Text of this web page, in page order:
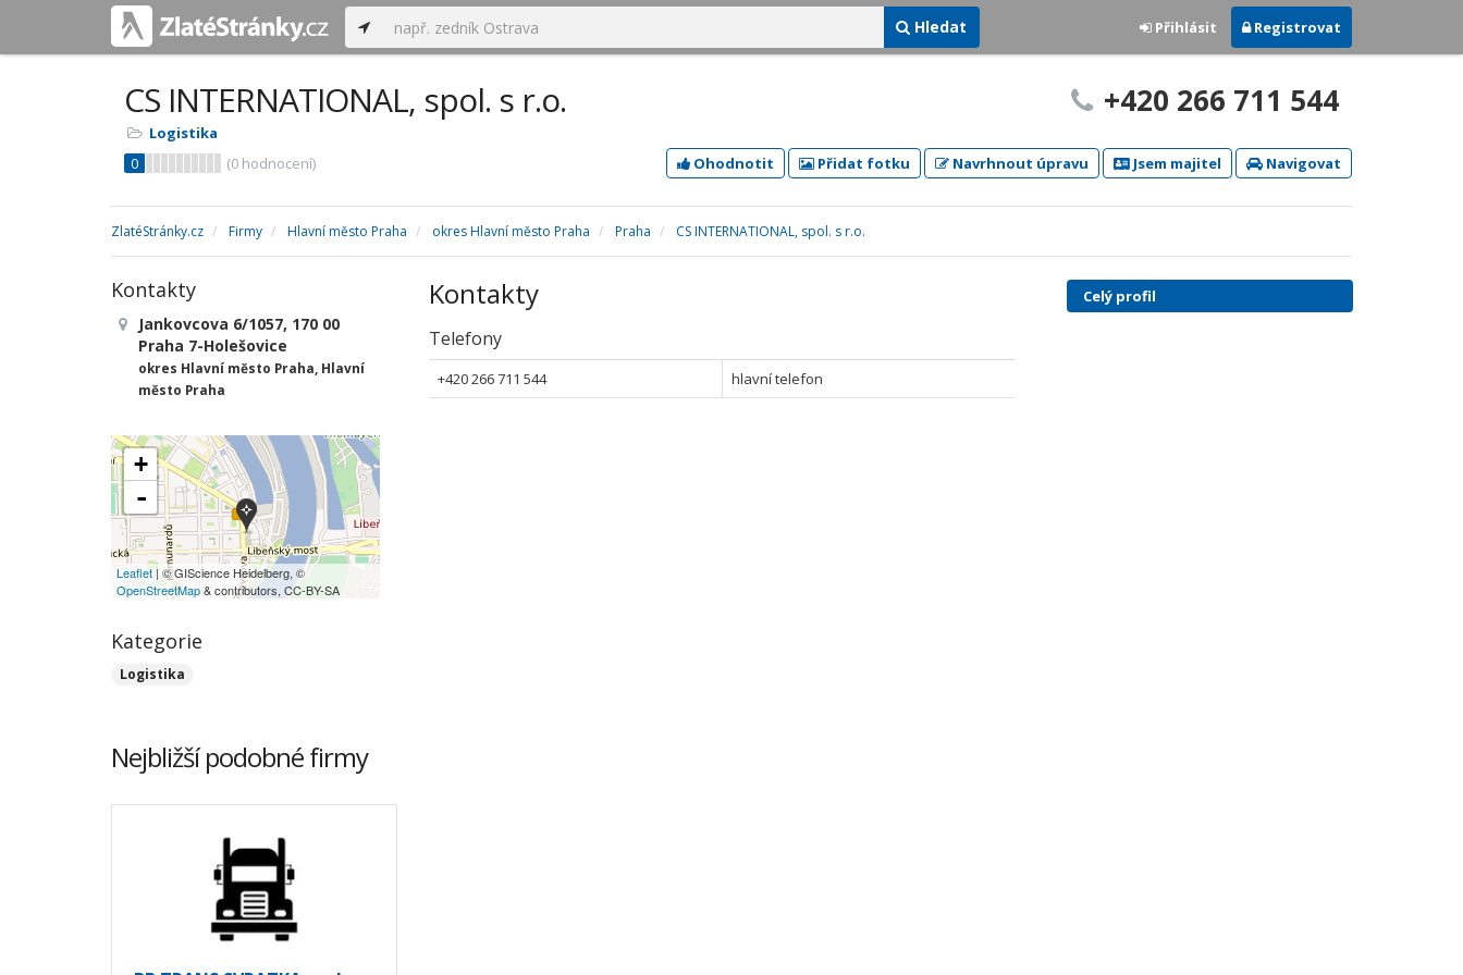
Hledat Přihlásit Registrovat
CS INTERNATIONAL, spol. s r.o.
Logistika
0
(0 hodnocení)
+420 266 711 544
Ohodnotit Přidat fotku Navrhnout úpravu Jsem majitel Navigovat
ZlatéStránky.cz Firmy Hlavní město Praha okres Hlavní město Praha Praha CS INTERNATIONAL, spol. s r.o.
Kontakty
Telefony
+420 266 711 544 hlavní telefon
Kontakty
Jankovcova 6/1057, 170 00
Praha 7-Holešovice
okres Hlavní město Praha, Hlavní
město Praha
+
-
Leaflet| © GIScience Heidelberg, ©
OpenStreetMap& contributors, CC-BY-SA
Kategorie
Logistika
Celý profil
Nejbližší podobné firmy